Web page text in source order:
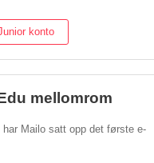
konto
mellomrom
Mailo satt opp det første e-